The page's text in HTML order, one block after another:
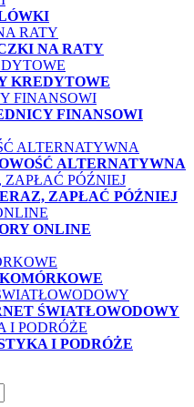
NA RATY
KREDYTOWE
FINANSOWI
ALTERNATYWNA
ZAPŁAĆ PÓŹNIEJ
ONLINE
ŚWIATŁOWODOWY
I PODRÓŻE